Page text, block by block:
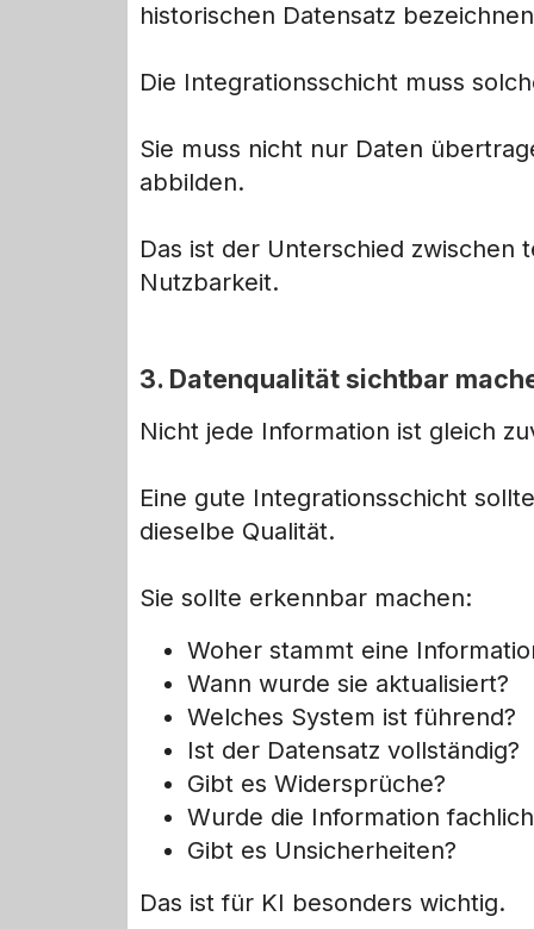
historischen Datensatz
Die Integrationsschicht muss
Sie muss nicht nur Daten
abbilden.
Das ist der Unterschied
Nutzbarkeit.
3. Datenqualität sichtbar
Nicht jede Information ist gleich
Eine gute Integrationsschicht
dieselbe Qualität.
Sie sollte erkennbar machen:
Woher stammt eine
Wann wurde sie aktualisiert?
Welches System ist führend?
Ist der Datensatz vollständig?
Gibt es Widersprüche?
Wurde die Information
Gibt es Unsicherheiten?
Das ist für KI besonders wichtig.